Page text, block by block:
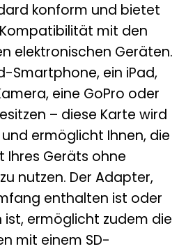
konform und bietet
mit den
elektronischen Geräten.
Smartphone, ein iPad,
eine GoPro oder
– diese Karte wird
ermöglicht Ihnen, die
Ihres Geräts ohne
nutzen. Der Adapter,
enthalten ist oder
ermöglicht zudem die
mit einem SD-